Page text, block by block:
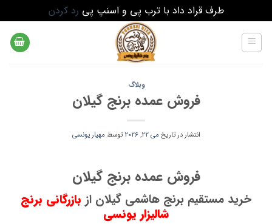
طرف قراد داد با ترب پی و اسنپ پی رد کردن
وبلاگ
فروش عمده برنج گیلان
انتشار در تاریخ می 22, 2026 توسط مهیار یونسی
فروش عمده برنج گیلان
خرید مستقیم برنج هاشمی گیلان از بازرگانی برنج
شالیزار یونسی